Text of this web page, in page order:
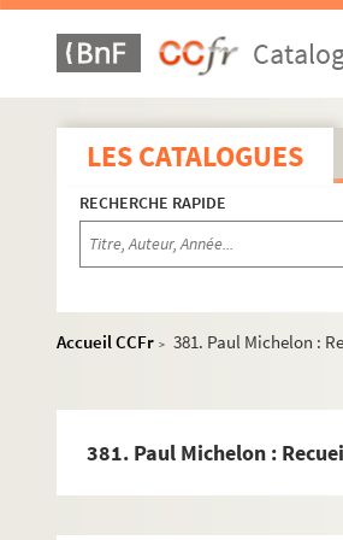
LES CATALOGUES
RECHERCHE RAPIDE
Accueil CCFr > 381. Paul Michelon :
381. Paul Michelon :
354. Documents… Pièces
355. Documents… Succession du
356. Victor Lehr : Traité
357. Cours de chimie appliquée
358. Impressions sur tissus :
359. Impression sur étoffes de
360. Préparation des laines, mi-
365. Essais de fleur et